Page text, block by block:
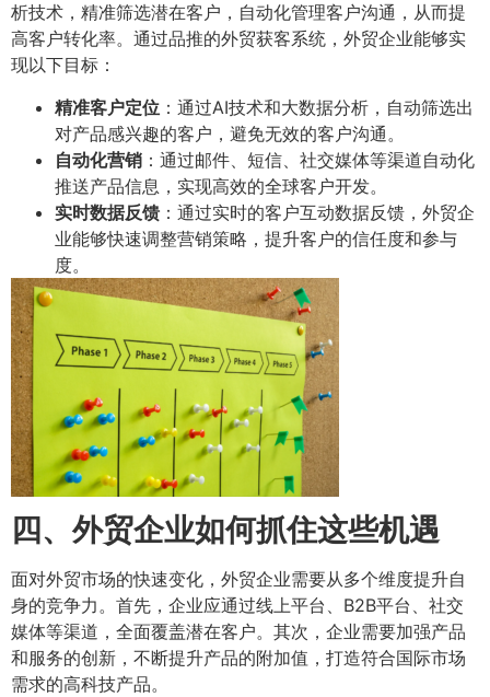
析技术，精准筛选潜在客户，自动化管理客户沟通，从而提
高客户转化率。通过品推的外贸获客系统，外贸企业能够实
现以下目标：
精准客户定位 ：通过AI技术和大数据分析，自动筛选出
对产品感兴趣的客户，避免无效的客户沟通。
自动化营销 ：通过邮件、短信、社交媒体等渠道自动化
推送产品信息，实现高效的全球客户开发。
实时数据反馈 ：通过实时的客户互动数据反馈，外贸企
业能够快速调整营销策略，提升客户的信任度和参与
度。
四、外贸企业如何抓住这些机遇
面对外贸市场的快速变化，外贸企业需要从多个维度提升自
身的竞争力。首先，企业应通过线上平台、B2B平台、社交
媒体等渠道，全面覆盖潜在客户。其次，企业需要加强产品
和服务的创新，不断提升产品的附加值，打造符合国际市场
需求的高科技产品。